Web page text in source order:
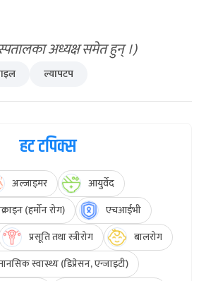
अध्यक्ष समेत हुन् ।)
ल्यापटप
हट टपिक्स
अल्जाइमर
आयुर्वेद
(हर्मोन रोग)
एचआईभी
प्रसूति तथा स्त्रीरोग
बालरोग
स्वास्थ्य (डिप्रेसन, एन्जाइटी)